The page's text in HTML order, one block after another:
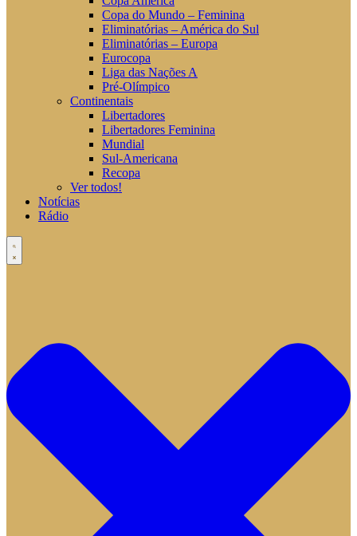
Copa do Mundo – Feminina
Eliminatórias – América do Sul
Eliminatórias – Europa
Eurocopa
Liga das Nações A
Pré-Olímpico
Continentais
Libertadores
Libertadores Feminina
Mundial
Sul-Americana
Recopa
Ver todos!
Notícias
Rádio